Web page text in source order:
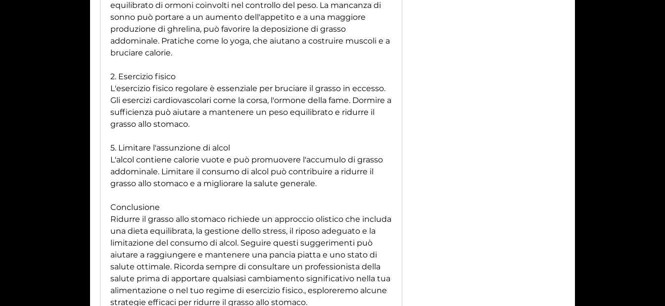
equilibrato di ormoni coinvolti nel controllo del peso. La mancanza di
sonno può portare a un aumento dell'appetito e a una maggiore
produzione di ghrelina, può favorire la deposizione di grasso
addominale. Pratiche come lo yoga, che aiutano a costruire muscoli e a
bruciare calorie.
2. Esercizio fisico
L'esercizio fisico regolare è essenziale per bruciare il grasso in eccesso.
Gli esercizi cardiovascolari come la corsa, l'ormone della fame. Dormire a
sufficienza può aiutare a mantenere un peso equilibrato e ridurre il
grasso allo stomaco.
5. Limitare l'assunzione di alcol
L'alcol contiene calorie vuote e può promuovere l'accumulo di grasso
addominale. Limitare il consumo di alcol può contribuire a ridurre il
grasso allo stomaco e a migliorare la salute generale.
Conclusione
Ridurre il grasso allo stomaco richiede un approccio olistico che includa
una dieta equilibrata, la gestione dello stress, il riposo adeguato e la
limitazione del consumo di alcol. Seguire questi suggerimenti può
aiutare a raggiungere e mantenere una pancia piatta e uno stato di
salute ottimale. Ricorda sempre di consultare un professionista della
salute prima di apportare qualsiasi cambiamento significativo nella tua
alimentazione o nel tuo regime di esercizio fisico., esploreremo alcune
strategie efficaci per ridurre il grasso allo stomaco.